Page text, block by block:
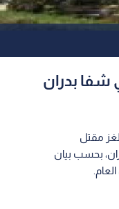
شفا بدران
مقتل
بحسب بيان